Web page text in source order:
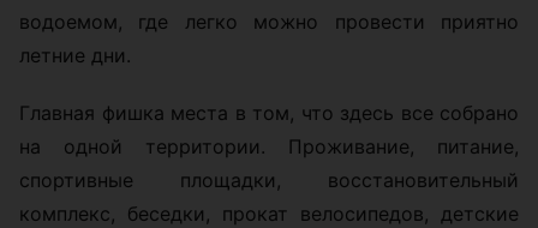
водоемом, где легко можно провести приятно
летние дни.
Главная фишка места в том, что здесь все собрано
на одной территории. Проживание, питание,
спортивные площадки, восстановительный
комплекс, беседки, прокат велосипедов, детские